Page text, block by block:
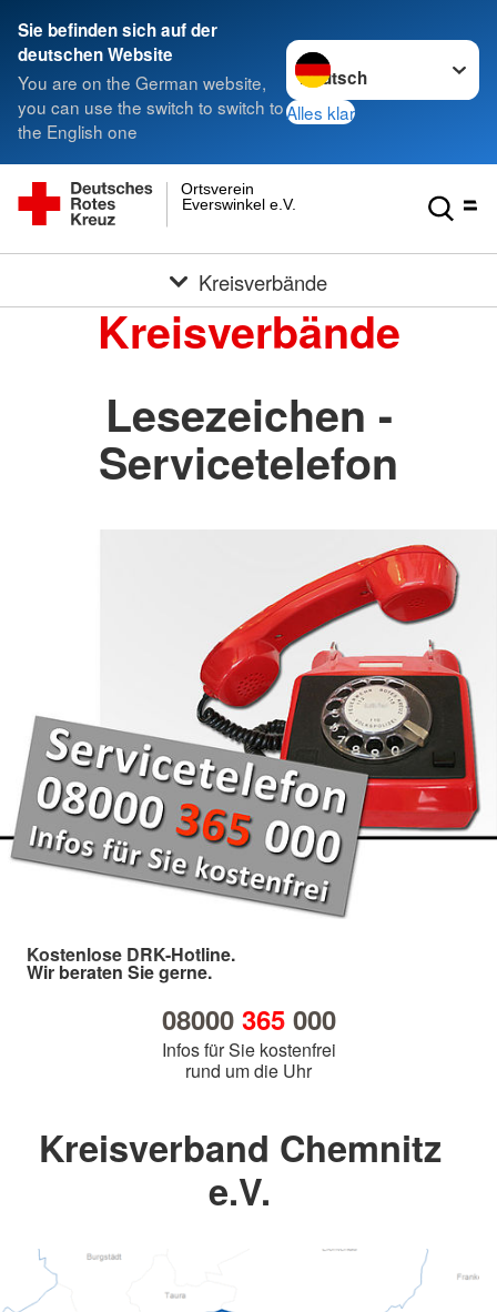
Sie befinden sich auf der
deutschen Website
You are on the German website,
you can use the switch to switch to
the English one
Sprache wechseln zu
Alles klar
Everswinkel e.V.
Ortsverein
Kreisverbände
Kreisverbände
Lesezeichen -
Servicetelefon
Kostenlose DRK-Hotline.
Wir beraten Sie gerne.
08000 365000
Infos für Sie kostenfrei
rund um die Uhr
Kreisverband Chemnitz
e.V.